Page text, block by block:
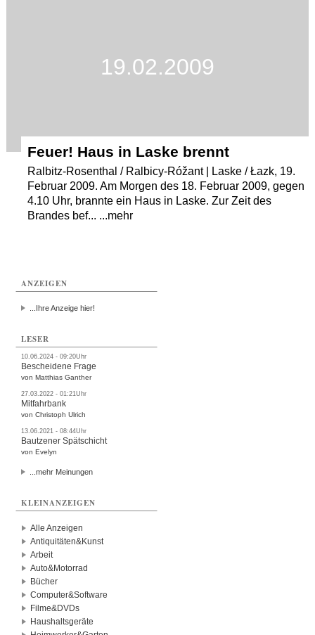
19.02.2009
Feuer! Haus in Laske brennt
Ralbitz-Rosenthal / Ralbicy-Róžant | Laske / Łazk, 19.
Februar 2009. Am Morgen des 18. Februar 2009, gegen
4.10 Uhr, brannte ein Haus in Laske. Zur Zeit des
Brandes bef... ...mehr
ANZEIGEN
...Ihre Anzeige hier!
LESER
10.06.2024 - 09:20Uhr
Bescheidene Frage
von Matthias Ganther
27.03.2022 - 01:21Uhr
Mitfahrbank
von Christoph Ulrich
13.06.2021 - 08:44Uhr
Bautzener Spätschicht
von Evelyn
...mehr Meinungen
KLEINANZEIGEN
Alle Anzeigen
Antiquitäten&Kunst
Arbeit
Auto&Motorrad
Bücher
Computer&Software
Filme&DVDs
Haushaltsgeräte